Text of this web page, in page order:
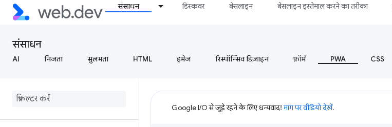
संसाधन डिस्कवर बेसलाइन बेसलाइन इस्तेमाल करने का तरीका
संसाधन
AI निजता सुलभता HTML इमेज रिस्पॉन्सिव डिज़ाइन फ़ॉर्म PWA CSS
Google I/O से जुड़े रहने के लिए धन्यवाद!मांग पर वीडियो देखें.